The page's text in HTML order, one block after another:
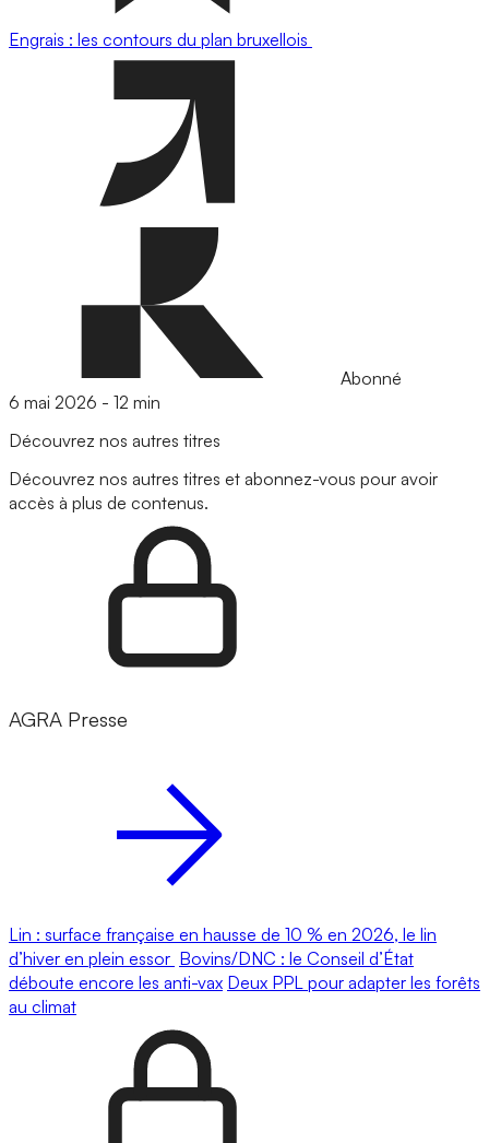
Engrais : les contours du plan bruxellois
Abonné
6 mai 2026 - 12 min
Découvrez nos autres titres
Découvrez nos autres titres et abonnez-vous pour avoir
accès à plus de contenus.
AGRA Presse
Lin : surface française en hausse de 10 % en 2026, le lin
d’hiver en plein essor Bovins/DNC : le Conseil d’État
déboute encore les anti-vax Deux PPL pour adapter les forêts
au climat